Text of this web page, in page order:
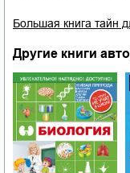
Большая книга тайн
Другие книги